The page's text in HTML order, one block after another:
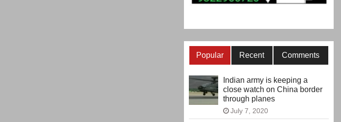
Popular Recent Comments
Indian army is keeping a
close watch on China border
through planes
July 7, 2020